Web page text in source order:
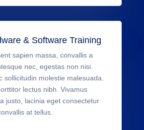
& Software Training
sapien massa, convallis a
nec, egestas non nisi.
sollicitudin molestie malesuada.
lectus nibh. Vivamus
justo, lacinia eget consectetur
at tellus.